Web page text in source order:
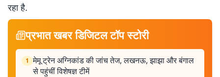
रहा है.
प्रभात खबर डिजिटल टॉप स्टोरी
1 मेमू ट्रेन अग्निकांड की जांच तेज, लखनऊ, झाझा और बंगाल
से पहुंचीं विशेषज्ञ टीमें